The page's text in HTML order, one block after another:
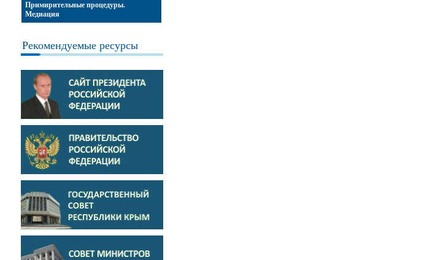
Примирительные процедуры.
Медиация
Рекомендуемые ресурсы